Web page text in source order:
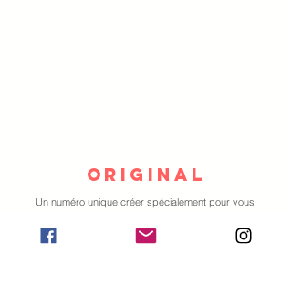
original
Un numéro unique créer spécialement pour vous.
Apparition de vos produits, des costumes à votre
image, tout est possible !